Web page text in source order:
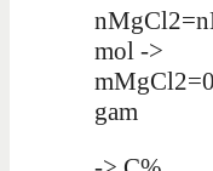
mol ->
gam